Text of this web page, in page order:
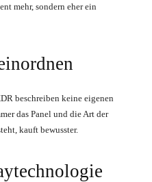
mehr, sondern eher ein
beschreiben keine eigenen
das Panel und die Art der
kauft bewusster.